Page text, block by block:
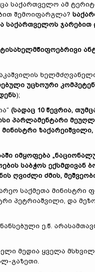
საქართველო ამ
შემოიფარგლა?
საქართველოს ჯარებით
უცხოური
);
(სადაც 10 წევრია,
პარლამენტარი
ზაქარეიშვილი,
იმყოფება
საბჭოს ექსმდივან
ღვიძლი ძმის,
საქმეთა მინისტრი
პეტრიაშვილი, და
ე.წ.
მედია ყველა
გაზეთი.